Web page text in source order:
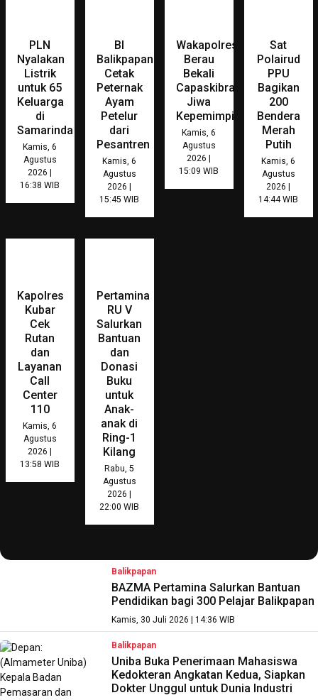
PLN
Nyalakan
Listrik
untuk 65
Keluarga
di
Samarinda
Kamis, 6
Agustus
2026 |
16:38 WIB
BI
Balikpapan
Cetak
Peternak
Ayam
Petelur
dari
Pesantren
Kamis, 6
Agustus
2026 |
15:45 WIB
Wakapolres
Berau
Bekali
Capaskibraka
Jiwa
Kepemimpinan
Kamis, 6
Agustus
2026 |
15:09 WIB
Sat
Polairud
PPU
Bagikan
200
Bendera
Merah
Putih
Kamis, 6
Agustus
2026 |
14:44 WIB
Kapolres
Kubar
Cek
Rutan
dan
Layanan
Call
Center
110
Kamis, 6
Agustus
2026 |
13:58 WIB
Pertamina
RU V
Salurkan
Bantuan
dan
Donasi
Buku
untuk
Anak-
anak di
Ring-1
Kilang
Rabu, 5
Agustus
2026 |
22:00 WIB
Balikpapan
BAZMA Pertamina Salurkan Bantuan
Pendidikan bagi 300 Pelajar Balikpapan
Kamis, 30 Juli 2026 | 14:36 WIB
Balikpapan
Uniba Buka Penerimaan Mahasiswa
Kedokteran Angkatan Kedua, Siapkan
Dokter Unggul untuk Dunia Industri